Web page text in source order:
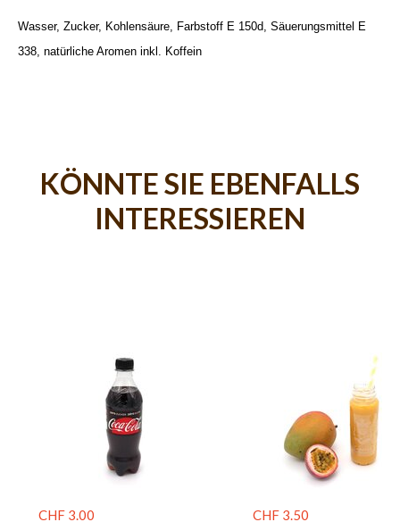
Wasser, Zucker, Kohlensäure, Farbstoff E 150d, Säuerungsmittel E
338, natürliche Aromen inkl. Koffein
KÖNNTE SIE EBENFALLS
INTERESSIEREN
CHF 3.00 CHF 3.50